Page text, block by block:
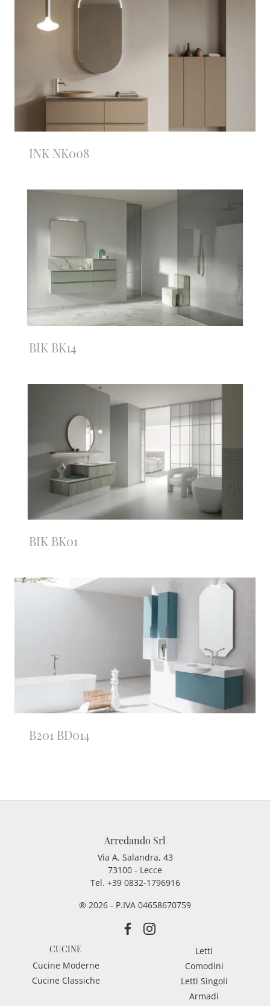
INK NK008
BIK BK14
BIK BK01
B201 BD014
Arredando Srl
Via A. Salandra, 43
73100 - Lecce
Tel. +39 0832-1796916
® 2026 - P.IVA 04658670759
CUCINE
Cucine Moderne
Cucine Classiche
Letti
Comodini
Letti Singoli
Armadi